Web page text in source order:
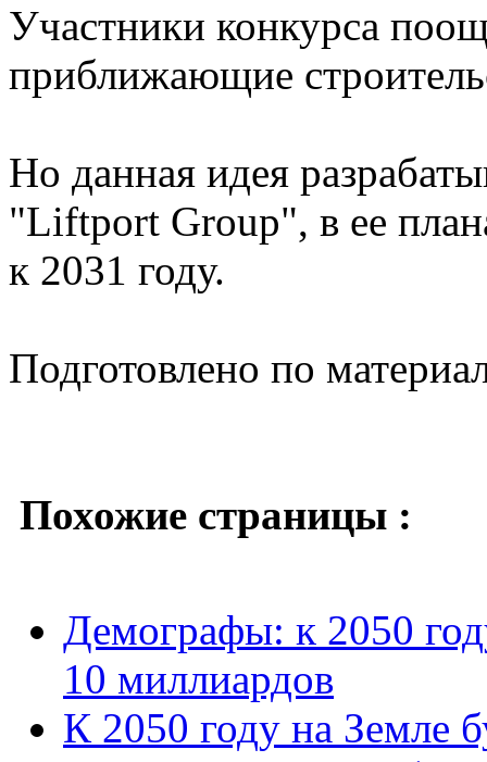
Участники конкурса
приближающие
Но данная идея
"Liftport Group", в ее
к 2031 году.
Подготовлено по
Похожие страницы :
Демографы: к 2050
10 миллиардов
К 2050 году на Земле